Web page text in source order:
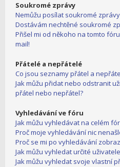
Soukromé zprávy
Nemůžu posílat soukromé
Dostávám nechtěné soukromé
Přišel mi od někoho na tomto
mail!
Přátelé a nepřátelé
Co jsou seznamy přátel a
Jak můžu přidat nebo odstranit
přátel nebo nepřátel?
Vyhledávání ve fóru
Jak můžu vyhledávat na celém
Proč moje vyhledávání nic
Proč se mi po vyhledávání
Jak můžu vyhledat určité
Jak můžu vyhledat svoje vlastní